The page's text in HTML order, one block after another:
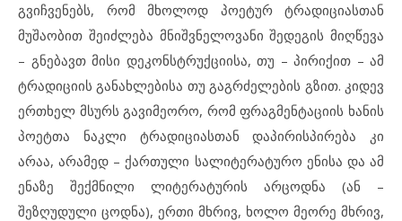
გვიჩვენებს, რომ მხოლოდ პოეტურ ტრადიციასთან
მუშაობით შეიძლება მნიშვნელოვანი შედეგის მიღწევა
– გნებავთ მისი დეკონსტრუქციისა, თუ – პირიქით – ამ
ტრადიციის განახლებისა თუ გაგრძელების გზით. კიდევ
ერთხელ მსურს გავიმეორო, რომ ფრაგმენტაციის ხანის
პოეტთა ნაკლი ტრადიციასთან დაპირისპირება კი
არაა, არამედ – ქართული სალიტერატურო ენისა და ამ
ენაზე შექმნილი ლიტერატურის არცოდნა (ან –
შეზღუდული ცოდნა), ერთი მხრივ, ხოლო მეორე მხრივ,